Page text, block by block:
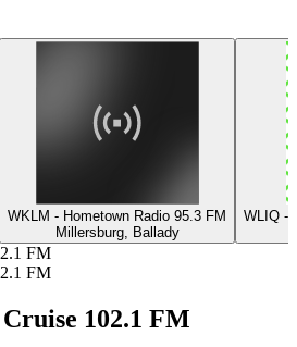
WKLM - Hometown Radio 95.3 FM
Millersburg, Ballady
WLIQ -
FM
FM
102.1 FM